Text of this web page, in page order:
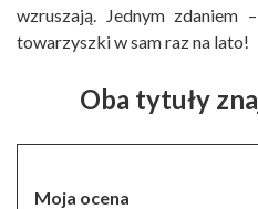
wzruszają. Jednym zdaniem
towarzyszki w sam raz na lato!
Oba tytuły
Moja ocena